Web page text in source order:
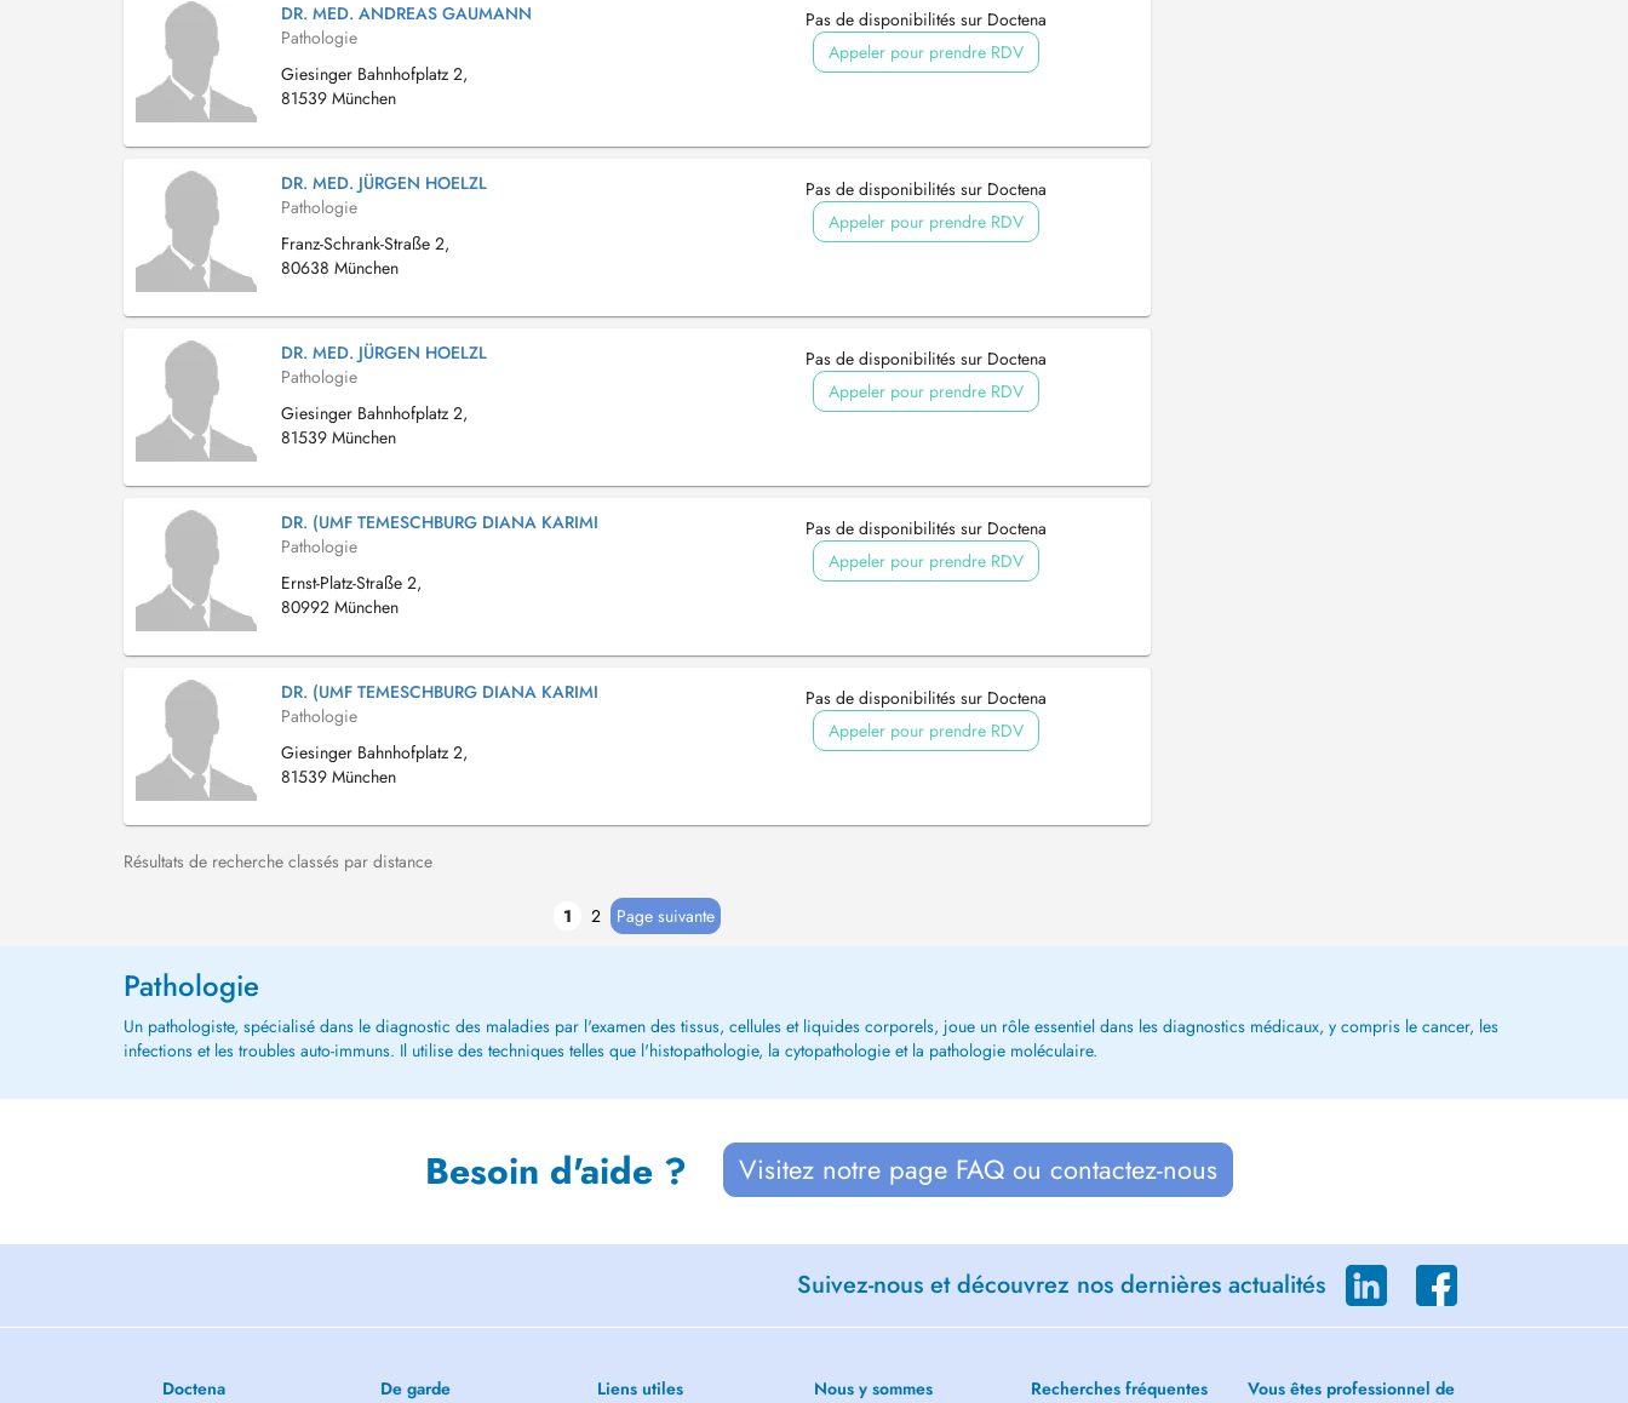
DR. MED. ANDREAS GAUMANN
Pathologie
Giesinger Bahnhofplatz 2,
81539 München
Pas de disponibilités sur Doctena
Appeler pour prendre RDV
DR. MED. JÜRGEN HOELZL
Pathologie
Franz-Schrank-Straße 2,
80638 München
Pas de disponibilités sur Doctena
Appeler pour prendre RDV
DR. MED. JÜRGEN HOELZL
Pathologie
Giesinger Bahnhofplatz 2,
81539 München
Pas de disponibilités sur Doctena
Appeler pour prendre RDV
DR. (UMF TEMESCHBURG DIANA KARIMI
Pathologie
Ernst-Platz-Straße 2,
80992 München
Pas de disponibilités sur Doctena
Appeler pour prendre RDV
DR. (UMF TEMESCHBURG DIANA KARIMI
Pathologie
Giesinger Bahnhofplatz 2,
81539 München
Pas de disponibilités sur Doctena
Appeler pour prendre RDV
Résultats de recherche classés par distance
1 2 Page suivante
Pathologie
Un pathologiste, spécialisé dans le diagnostic des maladies par l'examen des tissus, cellules et liquides corporels, joue un rôle essentiel dans les diagnostics médicaux, y compris le cancer, les
infections et les troubles auto-immuns. Il utilise des techniques telles que l'histopathologie, la cytopathologie et la pathologie moléculaire.
Besoin d'aide ? Visitez notre page FAQ ou contactez-nous
Suivez-nous et découvrez nos dernières actualités
Doctena De garde Liens utiles Nous y sommes Recherches fréquentes
Vous êtes professionnel de